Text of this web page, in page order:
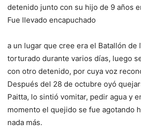
detenido junto con su hijo de 9 años
Fue llevado encapuchado
a un lugar que cree era el Batallón de
torturado durante varios días, luego
con otro detenido, por cuya voz
Después del 28 de octubre oyó
Paitta, lo sintió vomitar, pedir agua y
momento el quejido se fue agotando
nada más.